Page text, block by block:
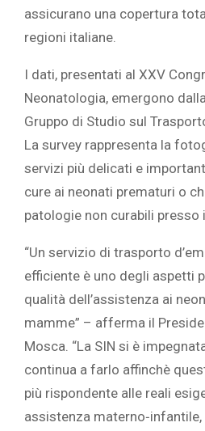
assicurano una copertura
regioni italiane.
I dati, presentati al XXV
Neonatologia, emergono
Gruppo di Studio sul
La survey rappresenta la
servizi più delicati e
cure ai neonati prematuri o
patologie non curabili presso
“Un servizio di trasporto
efficiente è uno degli aspetti
qualità dell’assistenza ai
mamme” – afferma il
Mosca. “La SIN si è
continua a farlo affinchè
più rispondente alle reali
assistenza